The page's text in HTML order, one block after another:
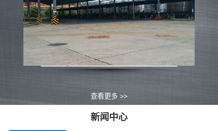
查看更多 >>
新闻中心